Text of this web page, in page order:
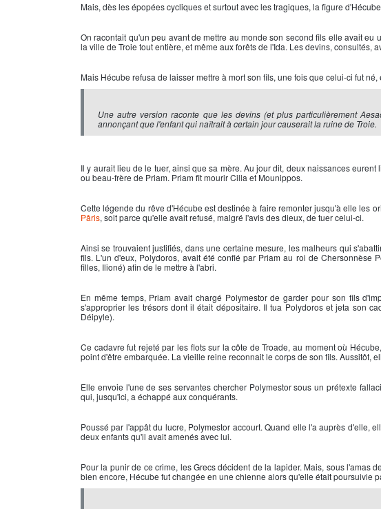
Mais, dès les épopées cycliques et surtout avec les tragiques, la figure
On racontait qu'un peu avant de mettre au monde son second fils elle avait
la ville de Troie tout entière, et même aux forêts de l'Ida. Les devins,
Mais Hécube refusa de laisser mettre à mort son fils, une fois que celui-ci fut
Une autre version raconte que les devins (et plus particulièrement
annonçant que l'enfant qui naîtrait à certain jour causerait la ruine de Troie.
Il y aurait lieu de le tuer, ainsi que sa mère. Au jour dit, deux naissances eurent
ou beau-frère de Priam. Priam fit mourir Cilla et Mounippos.
Cette légende du rêve d'Hécube est destinée à faire remonter jusqu'à elle les
Pâris, soit parce qu'elle avait refusé, malgré l'avis des dieux, de tuer celui-ci.
Ainsi se trouvaient justifiés, dans une certaine mesure, les malheurs qui
fils. L'un d'eux, Polydoros, avait été confié par Priam au roi de
filles, Ilioné) afin de le mettre à l'abri.
En même temps, Priam avait chargé Polymestor de garder pour son fils
s'approprier les trésors dont il était dépositaire. Il tua Polydoros et jeta son
Déipyle).
Ce cadavre fut rejeté par les flots sur la côte de Troade, au moment où
point d'être embarquée. La vieille reine reconnait le corps de son fils. Aussitôt,
Elle envoie l'une de ses servantes chercher Polymestor sous un prétexte
qui, jusqu'ici, a échappé aux conquérants.
Poussé par l'appât du lucre, Polymestor accourt. Quand elle l'a auprès d'elle,
deux enfants qu'il avait amenés avec lui.
Pour la punir de ce crime, les Grecs décident de la lapider. Mais, sous l'amas
bien encore, Hécube fut changée en une chienne alors qu'elle était poursuivie